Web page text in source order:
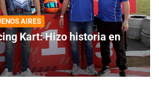
AIRES
Kart: Hizo historia en